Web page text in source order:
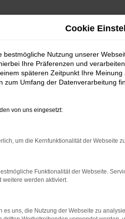
bestimmter Seiten
beheben.
auf dem neuesten Stand
kann auch dazu führen,
Cookie
bestmögliche Nutzung unserer
Ihre Präferenzen und
späteren Zeitpunkt Ihre
zum Umfang der Datenverarbeitung
von uns eingesetzt:
um die Kernfunktionalität der Webseite
Funktionalität der Webseite.
weitere werden aktiviert.
es uns, die Nutzung der Webseite zu